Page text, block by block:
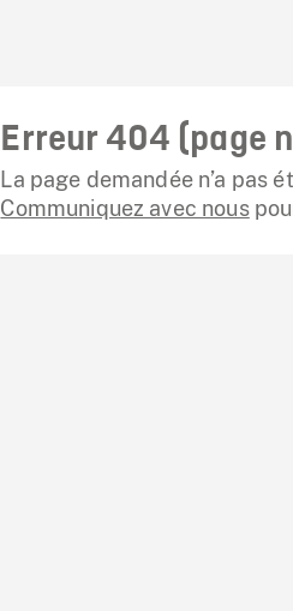
Erreur 404 (page
La page demandée n’a pas
Communiquez avec nous